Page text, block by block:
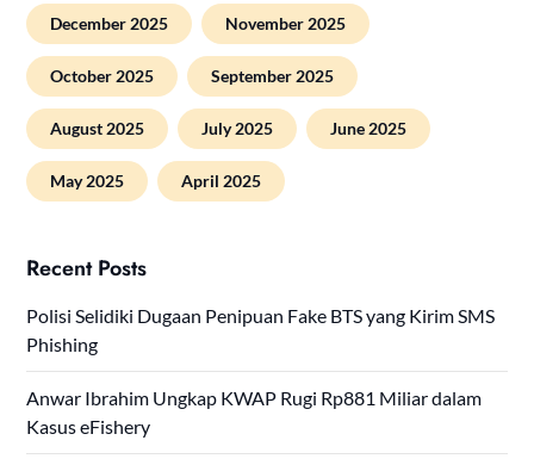
December 2025 November 2025
October 2025 September 2025
August 2025 July 2025 June 2025
May 2025 April 2025
Recent Posts
Polisi Selidiki Dugaan Penipuan Fake BTS yang Kirim SMS
Phishing
Anwar Ibrahim Ungkap KWAP Rugi Rp881 Miliar dalam
Kasus eFishery